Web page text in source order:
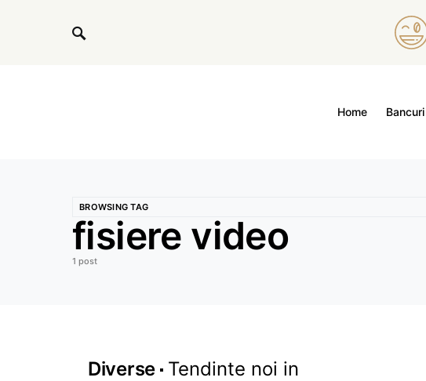
Home Bancuri
BROWSING TAG
fisiere video
1 post
Diverse Tendinte noi in